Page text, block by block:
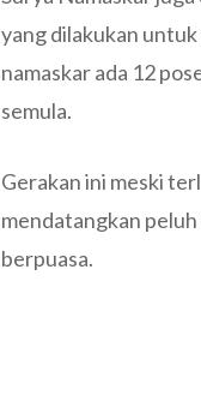
yang dilakukan
namaskar ada 12
semula.
Gerakan ini meski
mendatangkan
berpuasa.